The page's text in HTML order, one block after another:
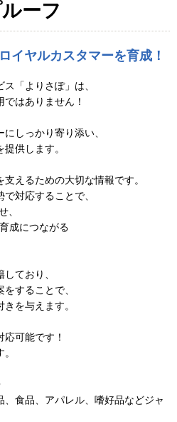
ーフ
イヤルカスタマーを育成！
「よりさぽ」は、
はありません！
しっかり寄り添い、
供します。
えるための大切な情報です。
対応することで、
、
成につながる
ており、
することで、
を与えます。
可能です！
、食品、アパレル、嗜好品などジャ